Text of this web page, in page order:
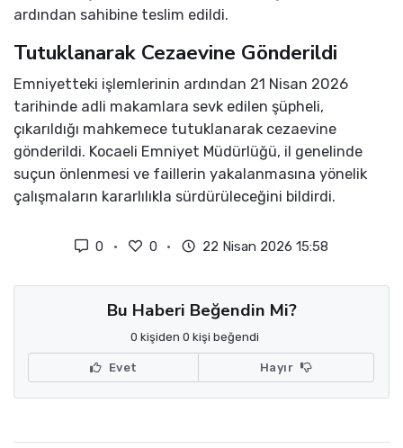
ardından sahibine teslim edildi.
Tutuklanarak Cezaevine Gönderildi
Emniyetteki işlemlerinin ardından 21 Nisan 2026
tarihinde adli makamlara sevk edilen şüpheli,
çıkarıldığı mahkemece tutuklanarak cezaevine
gönderildi. Kocaeli Emniyet Müdürlüğü, il genelinde
suçun önlenmesi ve faillerin yakalanmasına yönelik
çalışmaların kararlılıkla sürdürüleceğini bildirdi.
0 0 22 Nisan 2026 15:58
Bu Haberi Beğendin Mi?
0 kişiden 0 kişi beğendi
Evet Hayır